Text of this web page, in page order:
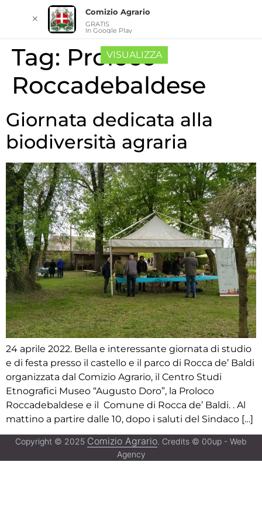
Tag: Proloco
Roccadebaldese
Giornata dedicata alla
biodiversità agraria
24 aprile 2022. Bella e interessante giornata di studio
e di festa presso il castello e il parco di Rocca de’ Baldi
organizzata dal Comizio Agrario, il Centro Studi
Etnografici Museo “Augusto Doro”, la Proloco
Roccadebaldese e il Comune di Rocca de’ Baldi. . Al
mattino a partire dalle 10, dopo i saluti del Sindaco […]
Copyright © 2025 Comizio Agrario. Credits © 00up - Web
Agency
✕
Comizio Agrario
GRATIS
In Google Play
VISUALIZZA